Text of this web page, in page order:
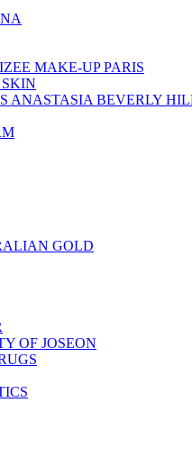
MAKE-UP PARIS
ANASTASIA BEVERLY
GOLD
OF JOSEON